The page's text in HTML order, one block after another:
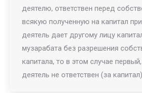
деятелю, ответствен перед
всякую полученную на капитал
деятель дает другому лицу
музарабата без разрешения
капитала, то в этом случае
деятель не ответствен (за